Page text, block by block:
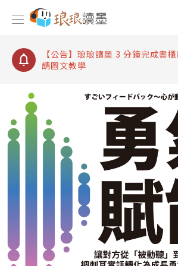
【公告】琅琅讀墨書櫃開通常見問題
【公告】琅琅讀墨 3 分鐘完成書櫃
【公告】琅琅書店服務升級重要
查詢